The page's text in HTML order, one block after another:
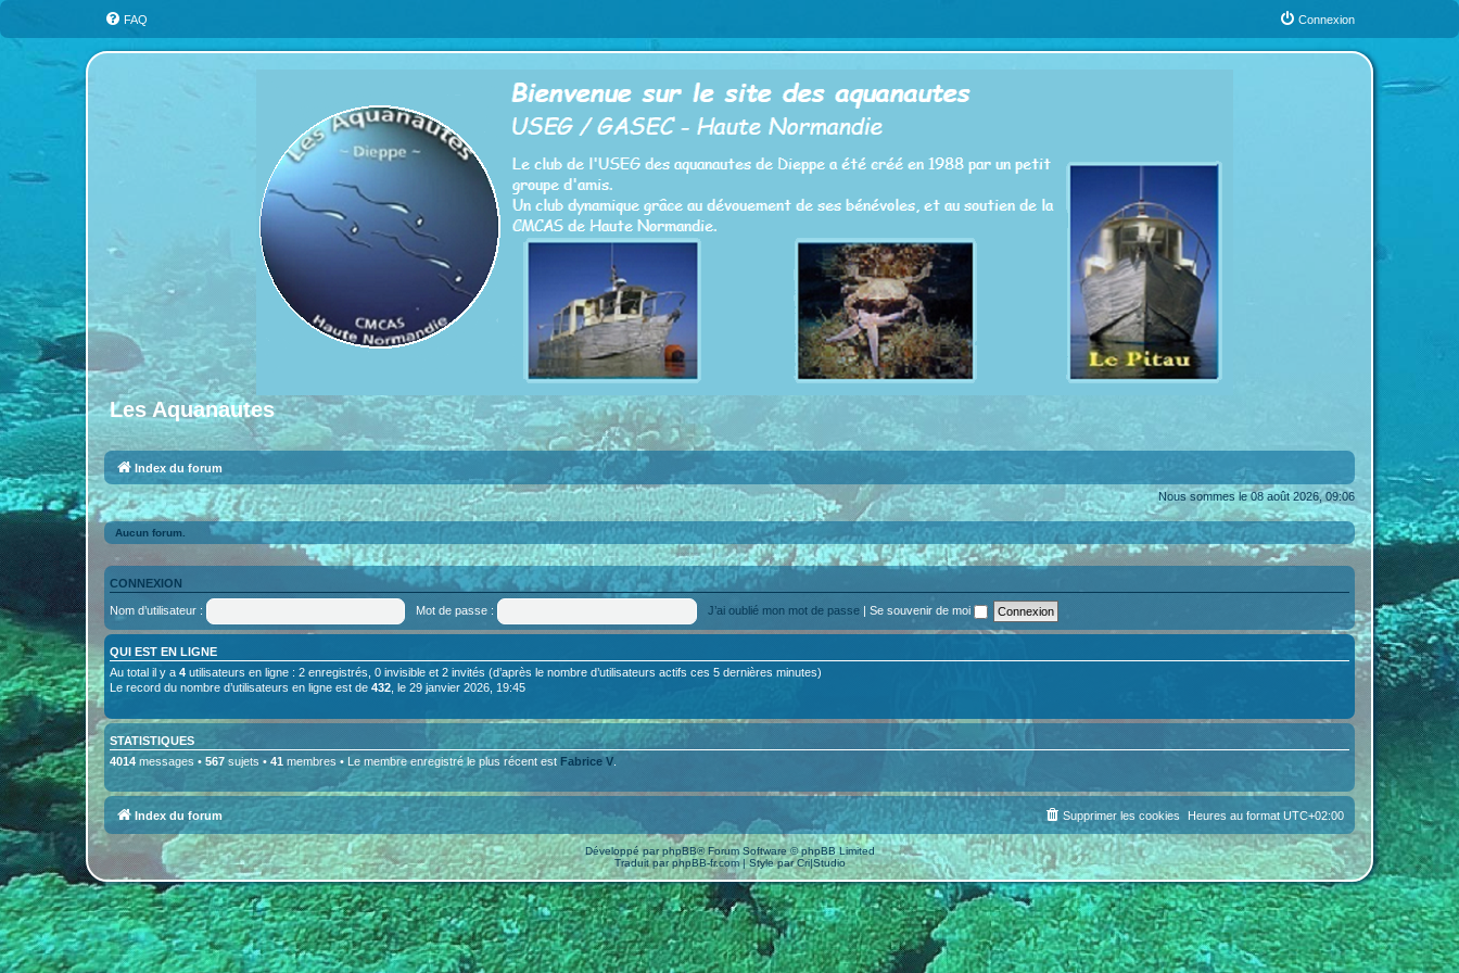
FAQ Connexion
Les Aquanautes
Index du forum
Nous sommes le 08 août 2026, 09:06
Aucun forum.
CONNEXION
Nom d’utilisateur : Mot de passe : J’ai oublié mon mot de passe | Se souvenir de moi
QUI EST EN LIGNE
Au total il y a 4 utilisateurs en ligne : 2 enregistrés, 0 invisible et 2 invités (d’après le nombre d’utilisateurs actifs ces 5 dernières minutes)
Le record du nombre d’utilisateurs en ligne est de 432 , le 29 janvier 2026, 19:45
STATISTIQUES
4014 messages • 567 sujets • 41 membres • Le membre enregistré le plus récent est Fabrice V
Index du forum Heures au format UTC+02:00
Supprimer les cookies
Développé parphpBB® Forum Software © phpBB Limited
Traduit par phpBB-fr.com| Style parCri|Studio